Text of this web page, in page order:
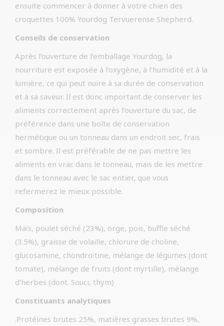
ensuite commencer à donner à votre chien des
croquettes 100% Yourdog Tervuerense Shepherd.
Conseils de conservation
Après l’ouverture de l’emballage Yourdog, la
nourriture est exposée à l’oxygène, à l’humidité et à la
lumière, ce qui peut nuire à sa durée de conservation
et à sa saveur. Il est donc important de conserver les
aliments correctement après l’ouverture du sac, de
préférence dans une boîte de conservation
hermétique ou un tonneau dans un endroit sec, frais
et sombre. Il est préférable de ne pas mettre les
aliments en vrac dans le tonneau, mais de les mettre
dans le tonneau avec le sac entier, que vous
refermerez le mieux possible.
Composition
Maïs, poulet séché (23%), orge, pois, buffle séché
(3.5%), graisse de volaille, chlorure de choline,
glucosamine, chondroïtine, mélange de légumes (dont
tomate), mélange de fruits (dont myrtille), mélange
d’herbes (dont. Souci, thym)
Constituants analytiques
.Protéines brutes 25%, matières grasses brutes 9%,